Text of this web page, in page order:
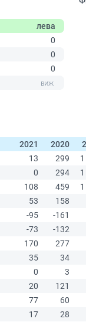
лева
0
0
0
2021 2020